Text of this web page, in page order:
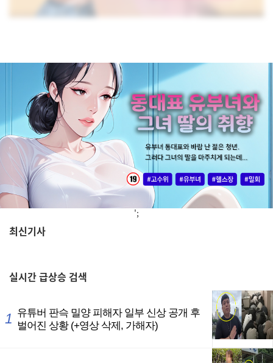
';
최신기사
실시간급상승 검색